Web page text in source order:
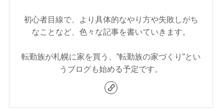
初心者目線で、より具体的なやり方や失敗しがち
なことなど、色々な記事を書いていきます。
転勤族が札幌に家を買う、”転勤族の家づくり”とい
うブログも始める予定です。